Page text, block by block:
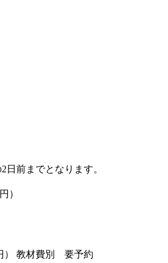
前までとなります。
）
） 教材費別 要予約